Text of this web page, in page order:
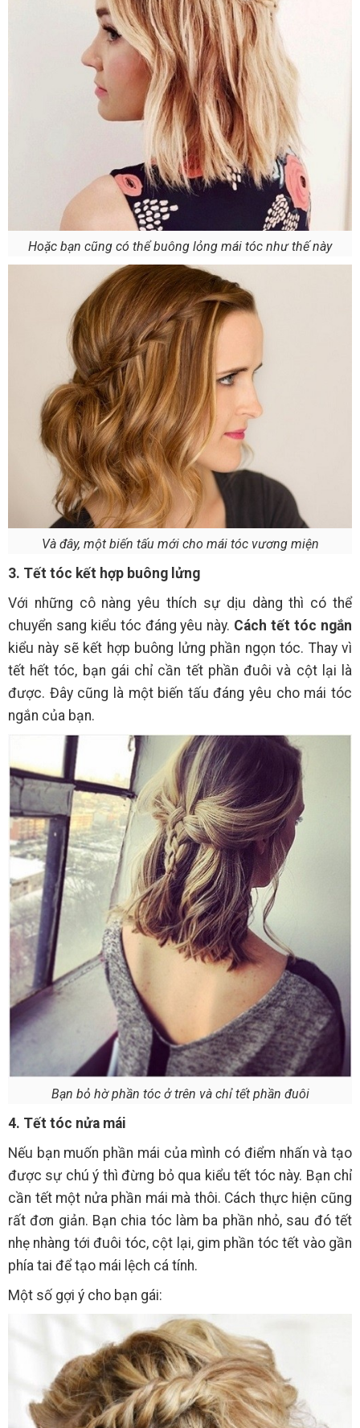
Hoặc bạn cũng có thể buông lỏng mái tóc như thế này
Và đây, một biến tấu mới cho mái tóc vương miện
3. Tết tóc kết hợp buông lửng
Với những cô nàng yêu thích sự dịu dàng thì có thể
chuyển sang kiểu tóc đáng yêu này. Cách tết tóc ngắn
kiểu này sẽ kết hợp buông lửng phần ngọn tóc. Thay vì
tết hết tóc, bạn gái chỉ cần tết phần đuôi và cột lại là
được. Đây cũng là một biến tấu đáng yêu cho mái tóc
ngắn của bạn.
Bạn bỏ hờ phần tóc ở trên và chỉ tết phần đuôi
4. Tết tóc nửa mái
Nếu bạn muốn phần mái của mình có điểm nhấn và tạo
được sự chú ý thì đừng bỏ qua kiểu tết tóc này. Bạn chỉ
cần tết một nửa phần mái mà thôi. Cách thực hiện cũng
rất đơn giản. Bạn chia tóc làm ba phần nhỏ, sau đó tết
nhẹ nhàng tới đuôi tóc, cột lại, gim phần tóc tết vào gần
phía tai để tạo mái lệch cá tính.
Một số gợi ý cho bạn gái: